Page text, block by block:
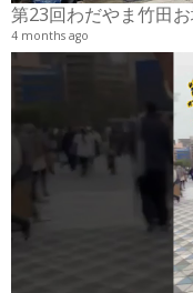
第23回わだやま竹田
4 months ago